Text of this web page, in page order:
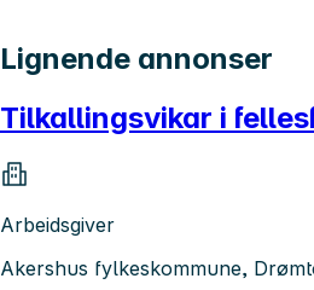
Lignende annonser
Tilkallingsvikar i
Arbeidsgiver
Akershus fylkeskommune,